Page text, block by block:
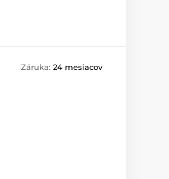
Záruka: 24 mesiacov